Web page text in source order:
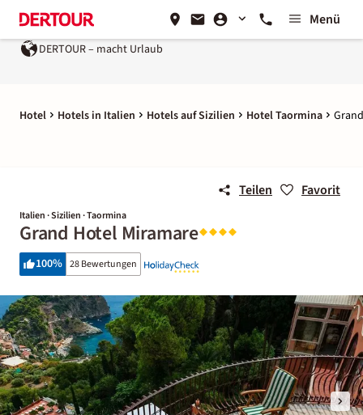
Menü
DERTOUR – macht Urlaub
Hotel Hotels in Italien Hotels auf Sizilien Hotel Taormina
Teilen Favorit
Italien · Sizilien · Taormina
Grand Hotel Miramare
100% 28 Bewertungen